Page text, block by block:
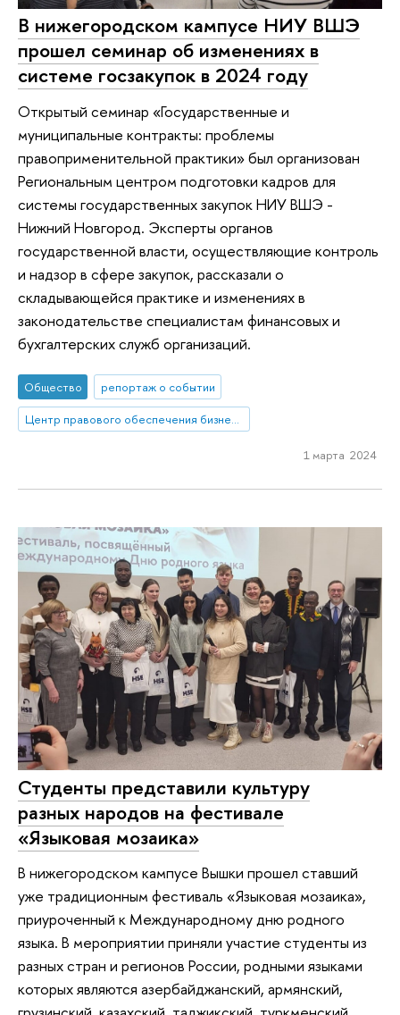
В нижегородском кампусе НИУ ВШЭ
прошел семинар об изменениях в
системе госзакупок в 2024 году
Открытый семинар «Государственные и
муниципальные контракты: проблемы
правоприменительной практики» был организован
Региональным центром подготовки кадров для
системы государственных закупок НИУ ВШЭ -
Нижний Новгород. Эксперты органов
государственной власти, осуществляющие контроль
и надзор в сфере закупок, рассказали о
складывающейся практике и изменениях в
законодательстве специалистам финансовых и
бухгалтерских служб организаций.
Общество
репортаж о событии
Центр правового обеспечения бизнеса
1 марта 2024
Студенты представили культуру
разных народов на фестивале
«Языковая мозаика»
В нижегородском кампусе Вышки прошел ставший
уже традиционным фестиваль «Языковая мозаика»,
приуроченный к Международному дню родного
языка. В мероприятии приняли участие студенты из
разных стран и регионов России, родными языками
которых являются азербайджанский, армянский,